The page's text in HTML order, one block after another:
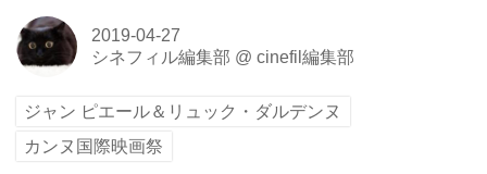
2019-04-27
シネフィル編集部 @ cinefil編集部
ジャン ピエール＆リュック・ダルデンヌ
カンヌ国際映画祭